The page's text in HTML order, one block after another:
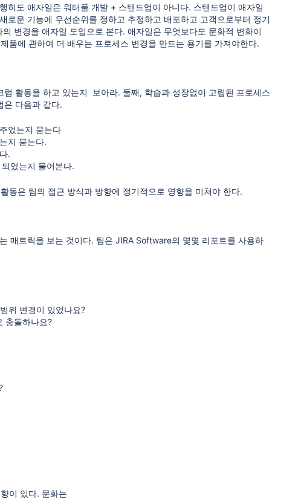
도 애자일은 워터풀 개발 + 스탠드업이 아니다. 스탠드업이 애자일
운 기능에 우선순위를 정하고 추정하고 배포하고 고객으로부터 정기
변경을 애자일 도입으로 본다. 애자일은 무엇보다도 문화적 변화이
품에 관하여 더 배우는 프로세스 변경을 만드는 용기를 가져야한다.
활동을 하고 있는지 보아라. 둘째, 학습과 성장없이 고립된 프로세스
은 다음과 같다.
었는지 묻는다
지 묻는다.
.
었는지 물어본다.
동은 팀의 접근 방식과 방향에 정기적으로 영향을 미쳐야 한다.
매트릭을 보는 것이다. 팀은 JIRA Software의 몇몇 리포트를 사용하
위 변경이 있었나요?
충돌하나요?
이 있다. 문화는